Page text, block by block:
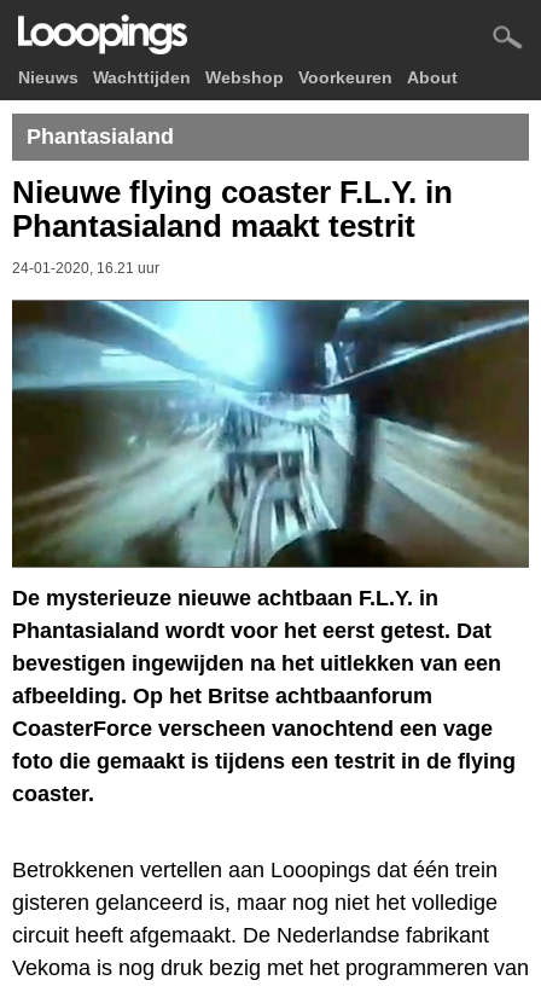
Nieuws Wachttijden Webshop Voorkeuren About
Phantasialand
Nieuwe flying coaster F.L.Y. in
Phantasialand maakt testrit
24-01-2020, 16.21 uur
De mysterieuze nieuwe achtbaan F.L.Y. in
Phantasialand wordt voor het eerst getest. Dat
bevestigen ingewijden na het uitlekken van een
afbeelding. Op het Britse achtbaanforum
CoasterForce verscheen vanochtend een vage
foto die gemaakt is tijdens een testrit in de flying
coaster.
Betrokkenen vertellen aan Looopings dat één trein
gisteren gelanceerd is, maar nog niet het volledige
circuit heeft afgemaakt. De Nederlandse fabrikant
Vekoma is nog druk bezig met het programmeren van